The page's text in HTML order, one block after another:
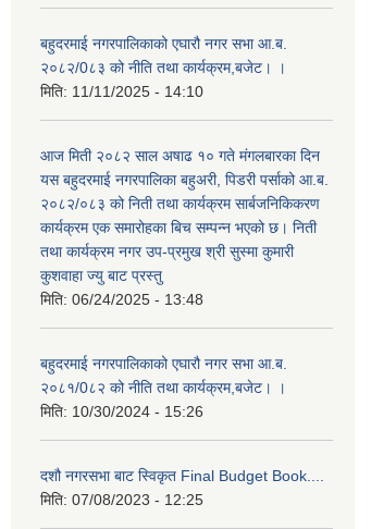
बहुदरमाई नगरपालिकाको एघारौ नगर सभा आ.ब.
२०८२/0८३ को नीति तथा कार्यक्रम,बजेट। ।
मिति: 11/11/2025 - 14:10
आज मिती २०८२ साल अषाढ १० गते मंगलबारका दिन
यस बहुदरमाई नगरपालिका बहुअरी, पिडरी पर्साको आ.ब.
२०८२/०८३ को निती तथा कार्यक्रम सार्बजनिकिकरण
कार्यक्रम एक समारोहका बिच सम्पन्न भएको छ। निती
तथा कार्यक्रम नगर उप-प्रमुख श्री सुस्मा कुमारी
कुशवाहा ज्यु बाट प्रस्तु
मिति: 06/24/2025 - 13:48
बहुदरमाई नगरपालिकाको एघारौ नगर सभा आ.ब.
२०८१/0८२ को नीति तथा कार्यक्रम,बजेट। ।
मिति: 10/30/2024 - 15:26
दशौ नगरसभा बाट स्विकृत Final Budget Book....
मिति: 07/08/2023 - 12:25